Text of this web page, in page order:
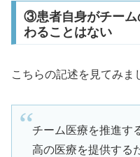
③患者自身がチーム
わることはない
こちらの記述を見てみま
チーム医療を推進す
高の医療を提供する